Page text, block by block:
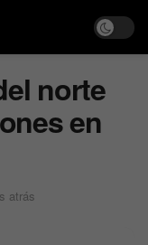
norte
en
atrás